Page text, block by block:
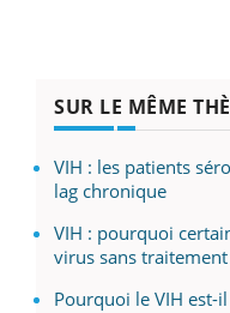
SUR LE MÊME
VIH : les patients
lag chronique
VIH : pourquoi
virus sans traitement
Pourquoi le VIH est-